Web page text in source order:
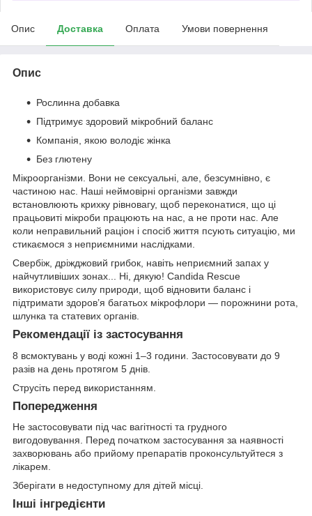
Опис Доставка Оплата Умови повернення
Опис
Рослинна добавка
Підтримує здоровий мікробний баланс
Компанія, якою володіє жінка
Без глютену
Мікроорганізми. Вони не сексуальні, але, безсумнівно, є
частиною нас. Наші неймовірні організми завжди
встановлюють крихку рівновагу, щоб переконатися, що ці
працьовиті мікроби працюють на нас, а не проти нас. Але
коли неправильний раціон і спосіб життя псують ситуацію, ми
стикаємося з неприємними наслідками.
Свербіж, дріжджовий грибок, навіть неприємний запах у
найчутливіших зонах... Ні, дякую! Candida Rescue
використовує силу природи, щоб відновити баланс і
підтримати здоров’я багатьох мікрофлори — порожнини рота,
шлунка та статевих органів.
Рекомендації із застосування
8 всмоктувань у воді кожні 1–3 години. Застосовувати до 9
разів на день протягом 5 днів.
Струсіть перед використанням.
Попередження
Не застосовувати під час вагітності та грудного
вигодовування. Перед початком застосування за наявності
захворювань або прийому препаратів проконсультуйтеся з
лікарем.
Зберігати в недоступному для дітей місці.
Інші інгредієнти